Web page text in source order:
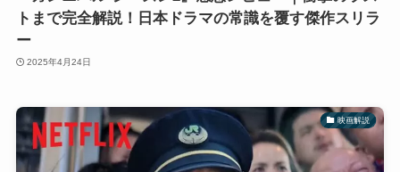
トまで完全解説！日本ドラマの常識を覆す傑作スリラ
ー
2025年4月24日
映画解説